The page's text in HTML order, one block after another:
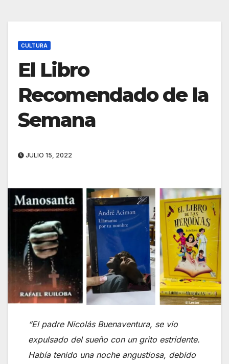
CULTURA
El Libro
Recomendado de la
Semana
JULIO 15, 2022
“El padre Nicolás Buenaventura, se vio
expulsado del sueño con un grito estridente.
Había tenido una noche angustiosa, debido